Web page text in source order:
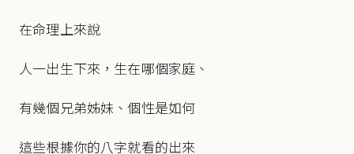
在命理上來說
人一出生下來，生在哪個家庭、
有幾個兄弟姊妹、個性是如何
這些根據你的八字就看的出來